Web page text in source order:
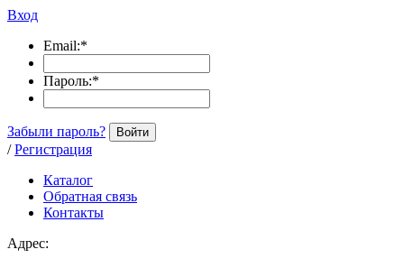
Вход
Email:*
Пароль:*
Забыли пароль? Войти
/ Регистрация
Каталог
Обратная связь
Контакты
Адрес: